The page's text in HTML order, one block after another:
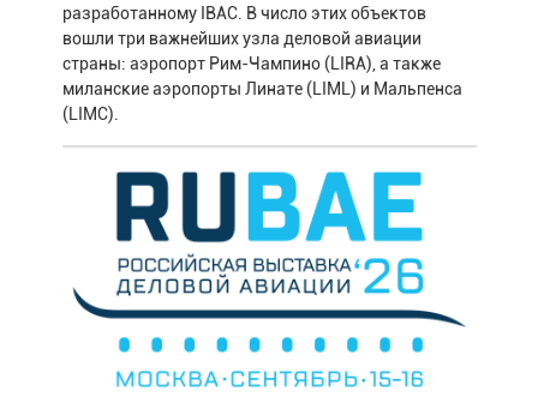
разработанному IBAC. В число этих объектов
вошли три важнейших узла деловой авиации
страны: аэропорт Рим-Чампино (LIRA), а также
миланские аэропорты Линате (LIML) и Мальпенса
(LIMC).